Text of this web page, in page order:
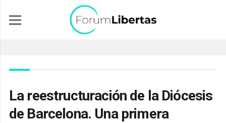
La reestructuración de la Diócesis
de Barcelona. Una primera